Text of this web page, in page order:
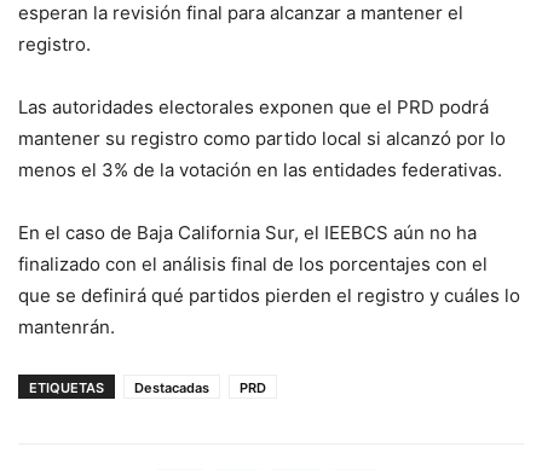
esperan la revisión final para alcanzar a mantener el
registro.
Las autoridades electorales exponen que el PRD podrá
mantener su registro como partido local si alcanzó por lo
menos el 3% de la votación en las entidades federativas.
En el caso de Baja California Sur, el IEEBCS aún no ha
finalizado con el análisis final de los porcentajes con el
que se definirá qué partidos pierden el registro y cuáles lo
mantenrán.
ETIQUETAS Destacadas PRD